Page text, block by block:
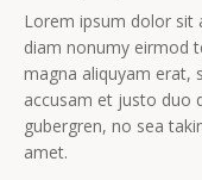
Lorem ipsum dolor sit
diam nonumy eirmod
magna aliquyam erat,
accusam et justo duo
gubergren, no sea
amet.